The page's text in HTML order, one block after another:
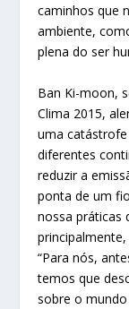
caminhos que
ambiente,
plena do ser
Ban Ki-moon,
Clima 2015,
uma catástrofe
diferentes
reduzir a
ponta de um
nossa práticas
“Para nós,
temos que
sobre o